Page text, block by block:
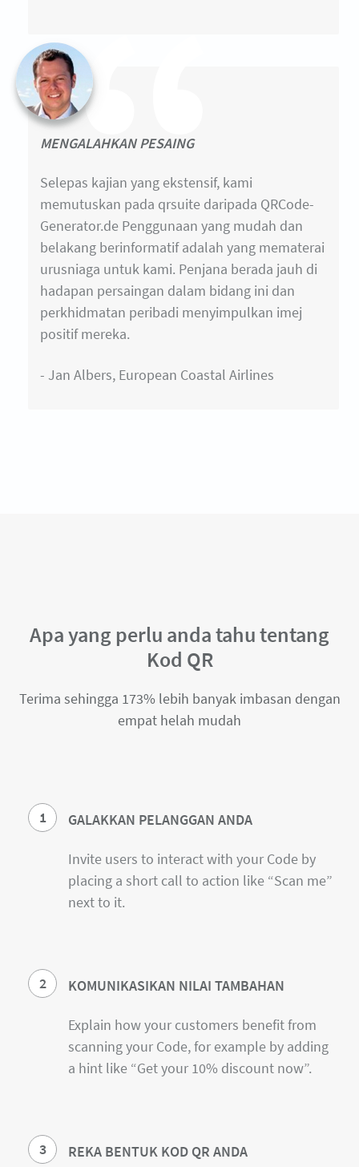
MENGALAHKAN PESAING
Selepas kajian yang ekstensif, kami
memutuskan pada qrsuite daripada QRCode-
Generator.de Penggunaan yang mudah dan
belakang berinformatif adalah yang mematerai
urusniaga untuk kami. Penjana berada jauh di
hadapan persaingan dalam bidang ini dan
perkhidmatan peribadi menyimpulkan imej
positif mereka.
- Jan Albers, European Coastal Airlines
Apa yang perlu anda tahu tentang
Kod QR
Terima sehingga 173% lebih banyak imbasan dengan
empat helah mudah
1 GALAKKAN PELANGGAN ANDA
Invite users to interact with your Code by
placing a short call to action like “Scan me”
next to it.
2 KOMUNIKASIKAN NILAI TAMBAHAN
Explain how your customers benefit from
scanning your Code, for example by adding
a hint like “Get your 10% discount now”.
3 REKA BENTUK KOD QR ANDA